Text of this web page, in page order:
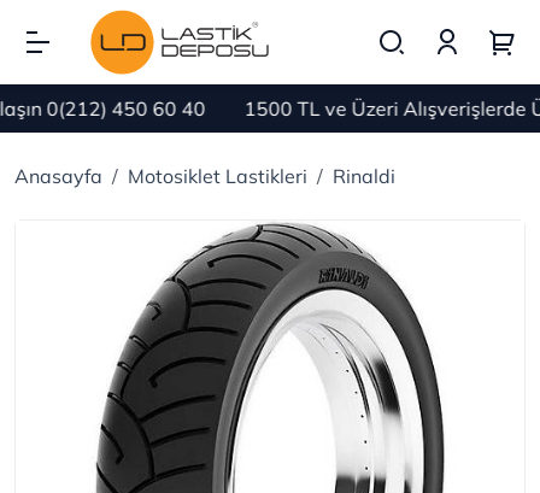
0(212) 450 60 40 1500 TL ve Üzeri Alışverişlerde
Anasayfa Motosiklet Lastikleri Rinaldi